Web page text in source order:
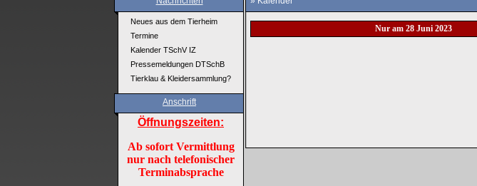
Neues aus dem Tierheim
Termine
Kalender TSchV IZ
Pressemeldungen DTSchB
Tierklau & Kleidersammlung?
Anschrift
Öffnungszeiten:
Ab sofort Vermittlung
nur nach telefonischer
Terminabsprache
Nur am 28 Juni 2023